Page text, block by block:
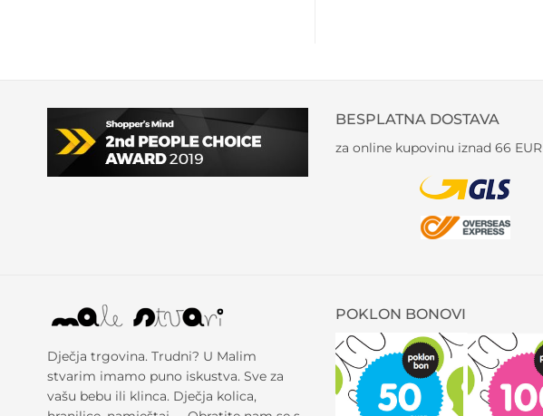
BESPLATNA DOSTAVA
za online kupovinu iznad 66 EUR
Dječja trgovina. Trudni? U Malim
stvarim imamo puno iskustva. Sve za
vašu bebu ili klinca. Dječja kolica,
POKLON BONOVI